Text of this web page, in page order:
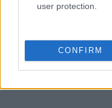
user protection.
CONFIRM